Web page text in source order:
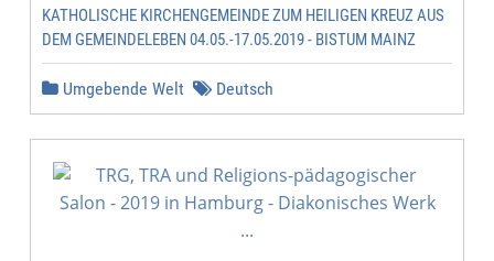
KATHOLISCHE KIRCHENGEMEINDE ZUM HEILIGEN KREUZ AUS
DEM GEMEINDELEBEN 04.05.-17.05.2019 - BISTUM MAINZ
Umgebende Welt Deutsch